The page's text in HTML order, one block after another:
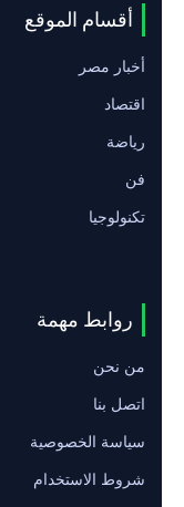
أقسام الموقع
أخبار مصر
اقتصاد
رياضة
فن
تكنولوجيا
روابط مهمة
من نحن
اتصل بنا
سياسة الخصوصية
شروط الاستخدام